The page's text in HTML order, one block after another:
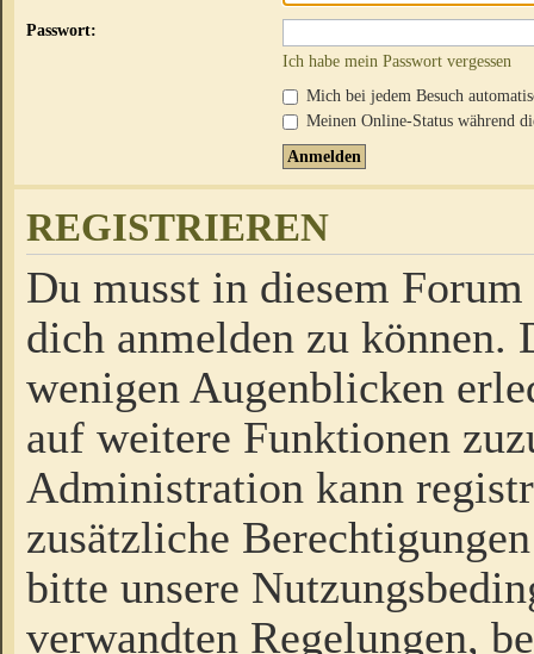
Passwort:
Ich habe mein Passwort vergessen
Mich bei jedem Besuch
Meinen Online-Status während
REGISTRIEREN
Du musst in diesem
dich anmelden zu
wenigen Augenblicken
auf weitere Funktionen
Administration kann
zusätzliche
bitte unsere
verwandten Regelungen,